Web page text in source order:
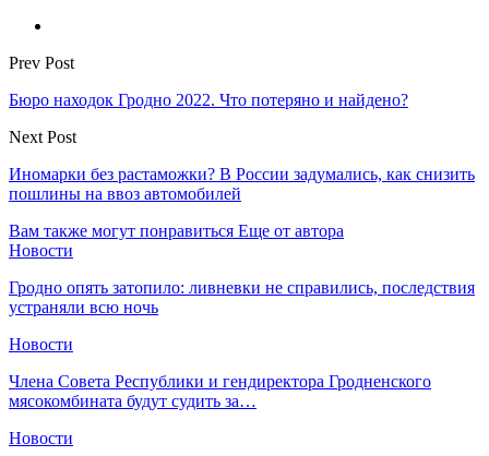
Prev Post
Бюро находок Гродно 2022. Что потеряно и найдено?
Next Post
Иномарки без растаможки? В России задумались, как снизить
пошлины на ввоз автомобилей
Вам также могут понравиться Еще от автора
Новости
Гродно опять затопило: ливневки не справились, последствия
устраняли всю ночь
Новости
Члена Совета Республики и гендиректора Гродненского
мясокомбината будут судить за…
Новости